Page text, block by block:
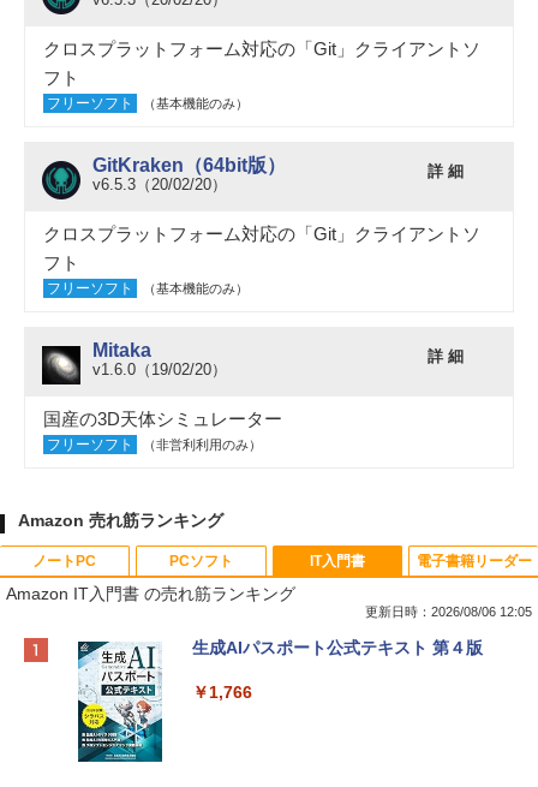
クロスプラットフォーム対応の「Git」クライアントソ
フト
フリーソフト （基本機能のみ）
GitKraken（64bit版）
v6.5.3（20/02/20）
詳 細
クロスプラットフォーム対応の「Git」クライアントソ
フト
フリーソフト （基本機能のみ）
Mitaka
v1.6.0（19/02/20）
詳 細
国産の3D天体シミュレーター
フリーソフト （非営利利用のみ）
Amazon 売れ筋ランキング
ノートPC
Apple 2026 MacBook Neo A18 Proチッ
e Intelligenceのために設計、Liquid Ret
PCソフト
Xbox プリペイドカード 10,000円 デジタ
ンラインコード]
IT入門書
Amazon IT入門書 の売れ筋ランキング
更新日時：2026/08/06 12:05
生成AIパスポート公式テキスト 第４版
￥1,766
電子書籍リーダー